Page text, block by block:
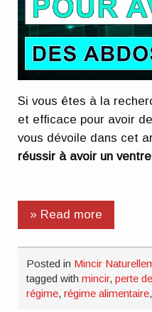
Si vous êtes à la
et efficace pour avoir
vous dévoile dans cet
réussir à avoir un
» Read more
Posted in Mincir
tagged withmincir,perte
régime,régime alimentaire